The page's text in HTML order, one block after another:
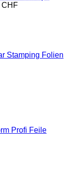
CHF
Stamping Folien
Profi Feile